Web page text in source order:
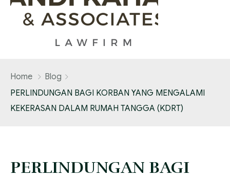
About Us
Blog
Home
Blog
PERLINDUNGAN BAGI KORBAN YANG MENGALAMI
KEKERASAN DALAM RUMAH TANGGA (KDRT)
PERLINDUNGAN BAGI